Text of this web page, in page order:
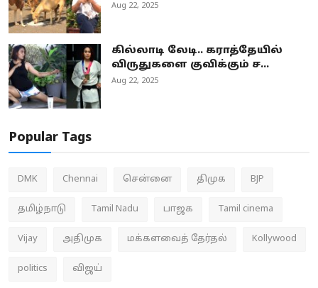
Aug 22, 2025
கில்லாடி லேடி.. கராத்தேயில்
விருதுகளை குவிக்கும் ச...
Aug 22, 2025
Popular Tags
DMK Chennai சென்னை திமுக BJP
தமிழ்நாடு Tamil Nadu பாஜக Tamil cinema
Vijay அதிமுக மக்களவைத் தேர்தல் Kollywood
politics விஜய்